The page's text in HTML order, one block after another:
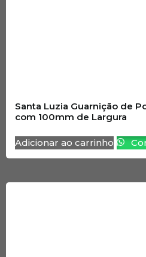
Santa Luzia Guarnição de
com 100mm de Largura
Adicionar ao carrinho